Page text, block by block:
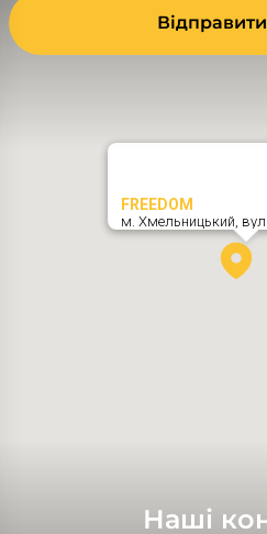
Наші
FREEDOM
м. Хмельницький,